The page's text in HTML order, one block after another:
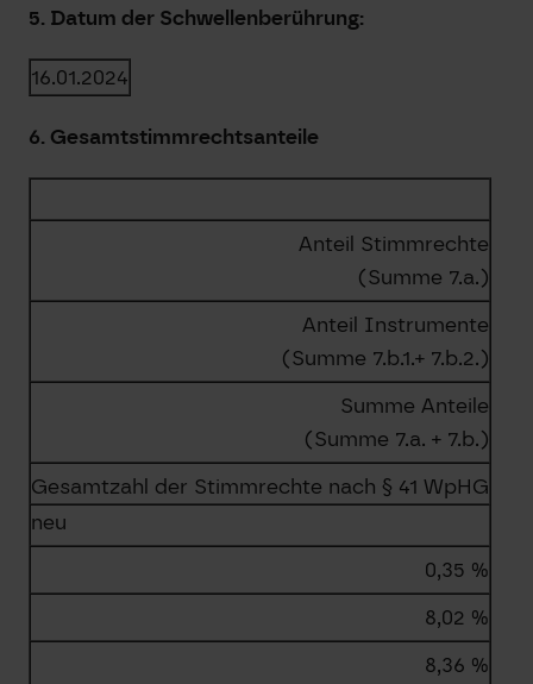
5. Datum der Schwellenberührung:
16.01.2024
6. Gesamtstimmrechtsanteile
Anteil Stimmrechte
(Summe 7.a.)
Anteil Instrumente
(Summe 7.b.1.+ 7.b.2.)
Summe Anteile
(Summe 7.a. + 7.b.)
Gesamtzahl der Stimmrechte nach § 41 WpHG
neu
0,35 %
8,02 %
8,36 %